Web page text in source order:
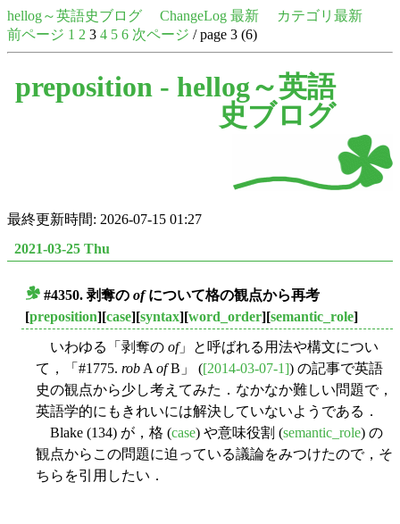
hellog～英語史ブログ ChangeLog 最新
カテゴリ最新
前ページ 1 2 3 4 5 6 次ページ / page 3 (6)
preposition - hellog～英語
史ブログ
最終更新時間: 2026-07-15 01:27
2021-03-25 Thu
#4350. 剥奪の ofについて格の観点から再考
[preposition][case][syntax][word_order][semantic_role]
いわゆる「剥奪の of」と呼ばれる用法や構文につい
て，「#1775. rob A ofB」 ([2014-03-07-1]) の記事で英語
史の観点から少し考えてみた．なかなか難しい問題で，
英語学的にもきれいには解決していないようである．
Blake (134) が，格 (case) や意味役割 (semantic_role) の
観点からこの問題に迫っている議論をみつけたので，そ
ちらを引用したい．